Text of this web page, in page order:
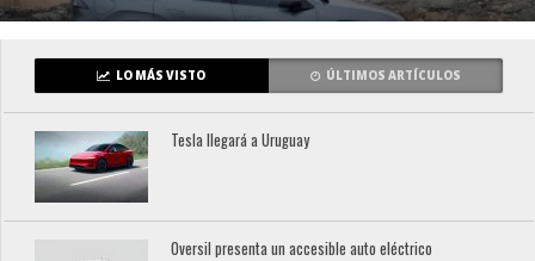
LO MÁS VISTO ÚLTIMOS ARTÍCULOS
Tesla llegará a Uruguay
Oversil presenta un accesible auto eléctrico